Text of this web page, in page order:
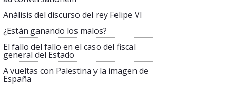
Análisis del discurso del rey Felipe VI
¿Están ganando los malos?
El fallo del fallo en el caso del fiscal
general del Estado
A vueltas con Palestina y la imagen de
España